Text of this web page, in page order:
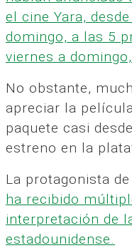
el cine Yara,
domingo, a las 5
viernes a
No obstante,
apreciar la
paquete casi
estreno en la
La protagonista
ha recibido
interpretación de
estadounidense.